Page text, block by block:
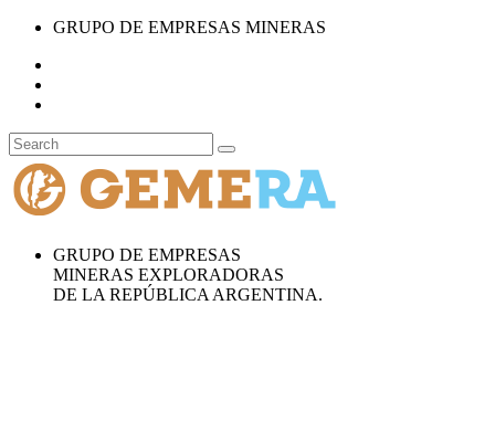
GRUPO DE EMPRESAS MINERAS
GRUPO DE EMPRESAS
MINERAS EXPLORADORAS
DE LA REPÚBLICA ARGENTINA.